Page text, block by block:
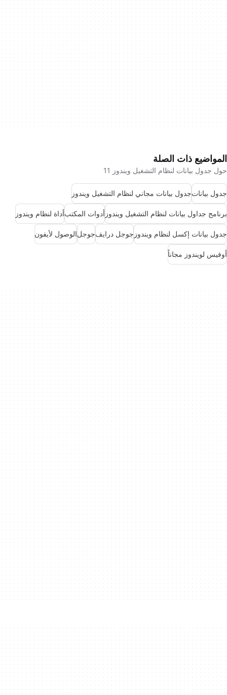
المواضيع ذات الصلة
حول جدول بيانات لنظام التشغيل ويندوز 11
جدول بياناتجدول بيانات مجاني لنظام التشغيل ويندوز
برنامج جداول بيانات لنظام التشغيل ويندوز أدوات المكتبأداة لنظام ويندوز
جدول بيانات إكسل لنظام ويندوز جوجل درايفجوجلالوصول لأيفون
أوفيس لويندوز مجاناً